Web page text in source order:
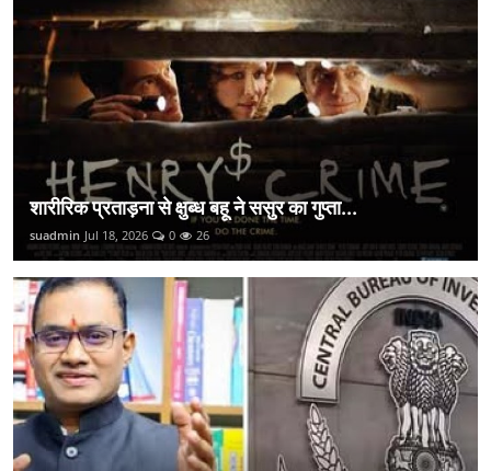
शारीरिक प्रताड़ना से क्षुब्ध बहू ने ससुर का गुप्ता...
suadmin Jul 18, 2026 0 26